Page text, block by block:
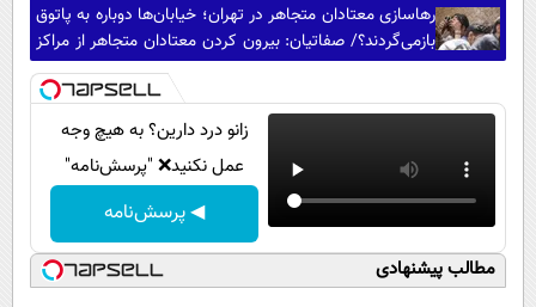
رهاسازی معتادان متجاهر در تهران؛ خیابان‌ها دوباره به پاتوق
بازمی‌گردند؟/ صفاتیان: بیرون کردن معتادان متجاهر از مراکز
فقط یک بهانه است
زانو درد دارین؟ به هیچ وجه
عمل نکنید❌ "پرسش‌نامه"
◀ پرسش‌نامه
مطالب پیشنهادی